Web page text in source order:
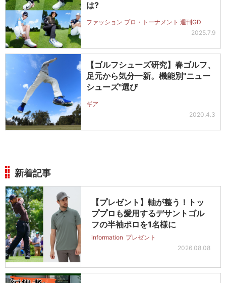
は?
ファッション プロ・トーナメント 週刊GD
2025.7.9
【ゴルフシューズ研究】春ゴルフ、
足元から気分一新。機能別"ニュー
シューズ"選び
ギア
2020.4.3
新着記事
【プレゼント】軸が整う！トッ
ププロも愛用するデサントゴル
フの半袖ポロを1名様に
information プレゼント
2026.08.08